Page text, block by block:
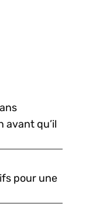
avant qu’il
pour une